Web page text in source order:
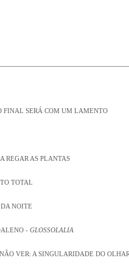
FINAL SERÁ COM UM LAMENTO
REGAR AS PLANTAS
TOTAL
NOITE
- GLOSSOLALIA
VER: A SINGULARIDADE DO